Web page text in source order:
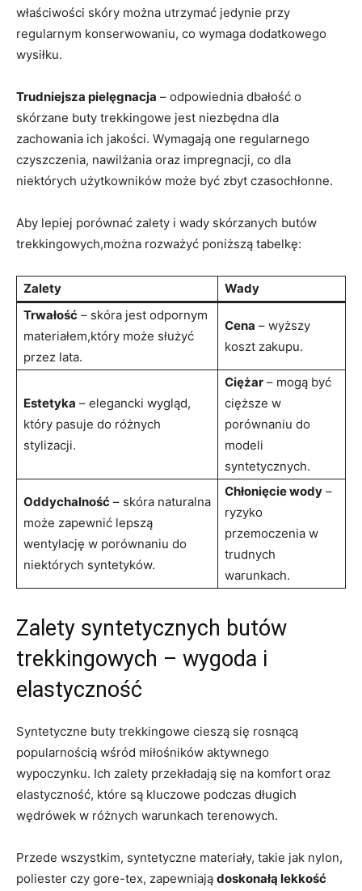
właściwości skóry można utrzymać jedynie przy
regularnym konserwowaniu, co wymaga dodatkowego
wysiłku.
Trudniejsza pielęgnacja – odpowiednia dbałość o
skórzane buty trekkingowe jest niezbędna dla
zachowania ich jakości. Wymagają one regularnego
czyszczenia, nawilżania oraz impregnacji, co dla
niektórych użytkowników może być zbyt czasochłonne.
Aby lepiej porównać zalety i wady skórzanych butów
trekkingowych,można rozważyć poniższą tabelkę:
Zalety
Wady
Trwałość – skóra jest odpornym
materiałem,który może służyć
przez lata.
Cena – wyższy
koszt zakupu.
Estetyka – elegancki wygląd,
który pasuje do różnych
stylizacji.
Ciężar – mogą być
cięższe w
porównaniu do
modeli
syntetycznych.
Oddychalność – skóra naturalna
może zapewnić lepszą
wentylację w porównaniu do
niektórych syntetyków.
Chłonięcie wody –
ryzyko
przemoczenia w
trudnych
warunkach.
Zalety syntetycznych butów
trekkingowych – wygoda i
elastyczność
Syntetyczne buty trekkingowe cieszą się rosnącą
popularnością wśród miłośników aktywnego
wypoczynku. Ich zalety przekładają się na komfort oraz
elastyczność, które są kluczowe podczas długich
wędrówek w różnych warunkach terenowych.
Przede wszystkim, syntetyczne materiały, takie jak nylon,
poliester czy gore-tex, zapewniają doskonałą lekkość